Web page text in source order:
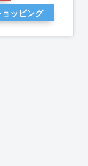
ッピング